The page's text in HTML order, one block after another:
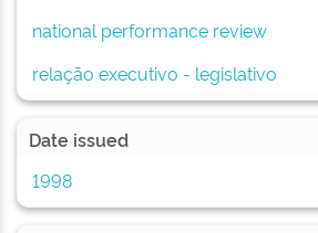
national performance review
relação executivo - legislativo
Date issued
1998